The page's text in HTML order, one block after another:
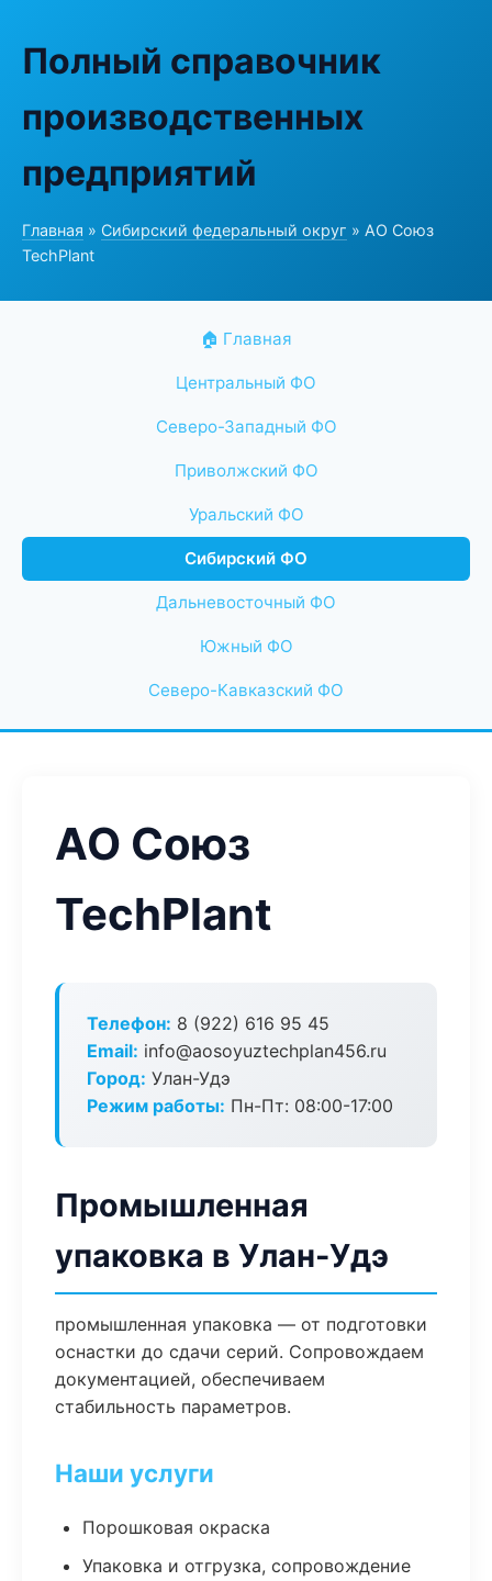
Полный справочник
производственных
предприятий
Главная » Сибирский федеральный округ » АО Союз
TechPlant
🏠 Главная
Центральный ФО
Северо-Западный ФО
Приволжский ФО
Уральский ФО
Сибирский ФО
Дальневосточный ФО
Южный ФО
Северо-Кавказский ФО
АО Союз
TechPlant
Телефон: 8 (922) 616 95 45
Email: info@aosoyuztechplan456.ru
Город: Улан-Удэ
Режим работы: Пн-Пт: 08:00-17:00
Промышленная
упаковка в Улан-Удэ
промышленная упаковка — от подготовки
оснастки до сдачи серий. Сопровождаем
документацией, обеспечиваем
стабильность параметров.
Наши услуги
Порошковая окраска
Упаковка и отгрузка, сопровождение